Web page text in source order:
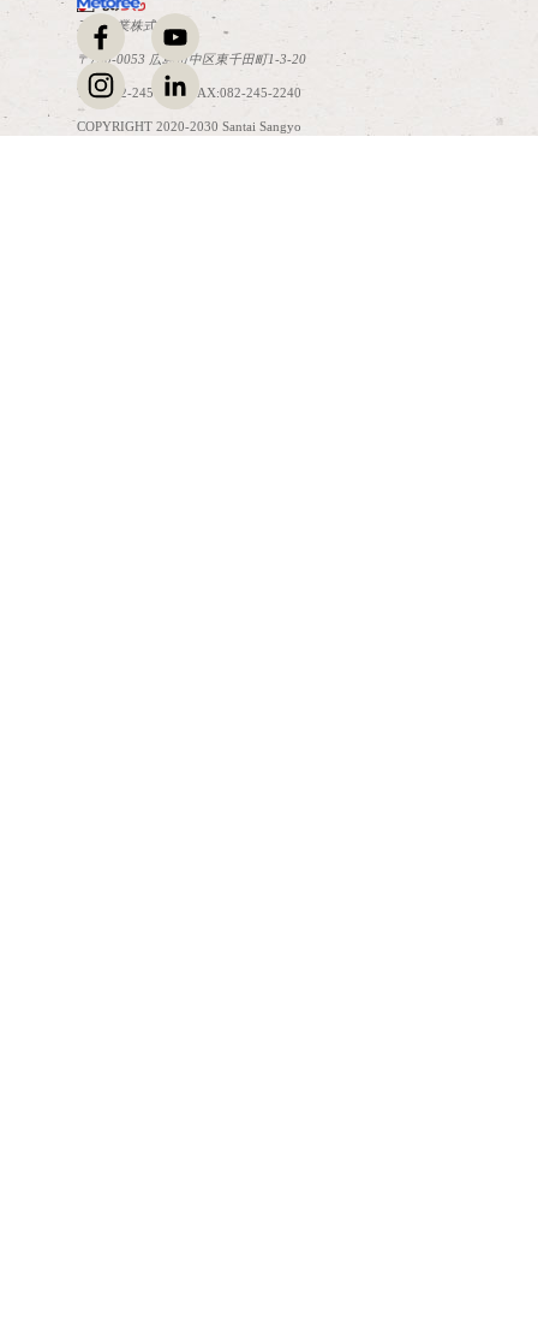
三泰産業株式会社
〒730-0053 広島市中区東千田町1-3-20
TEL:082-245-2241 FAX:082-245-2240
COPYRIGHT 2020-2030 Santai Sangyo